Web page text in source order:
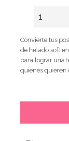
Convierte tus
de helado soft
para lograr una
quienes quieren